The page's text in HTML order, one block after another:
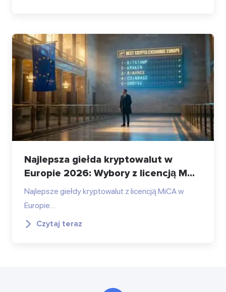
Najlepsza giełda kryptowalut w
Europie 2026: Wybory z licencją M...
Najlepsze giełdy kryptowalut z licencją MiCA w
Europie…
Czytaj teraz